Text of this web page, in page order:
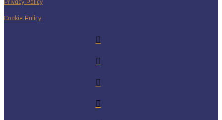
Privacy Policy
Cookie Policy